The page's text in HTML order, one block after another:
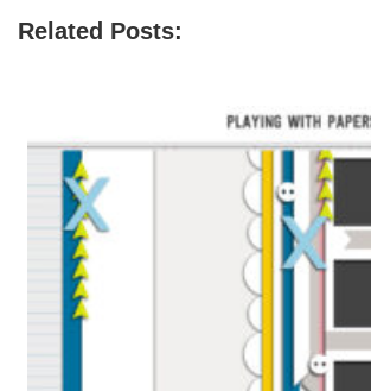
Related Posts: